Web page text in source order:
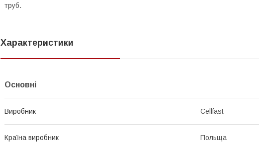
труб.
Характеристики
Основні
Виробник Cellfast
Країна виробник Польща